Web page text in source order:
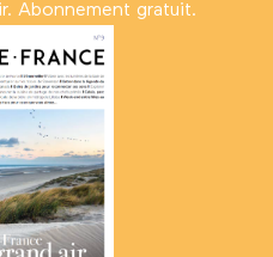
Abonnement gratuit.